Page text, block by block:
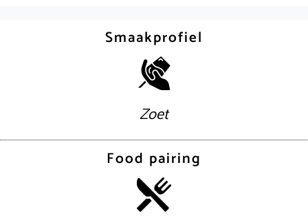
Smaakprofiel
Zoet
Food pairing